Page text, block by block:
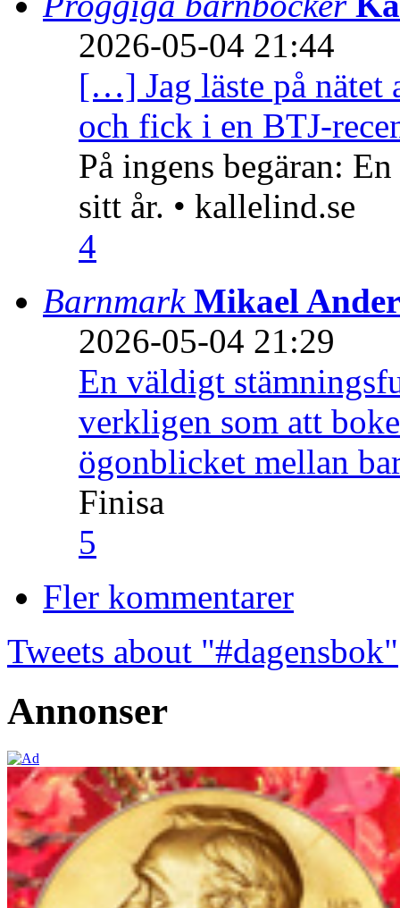
2026-05-04 21:44
[…] Jag läste på nätet
och fick i en BTJ-
På ingens begäran:
sitt år. • kallelind.se
4
Barnmark Mikael
2026-05-04 21:29
En väldigt
verkligen som att
ögonblicket mellan
Finisa
5
Fler kommentarer
Tweets about "#dagensbok"
Annonser